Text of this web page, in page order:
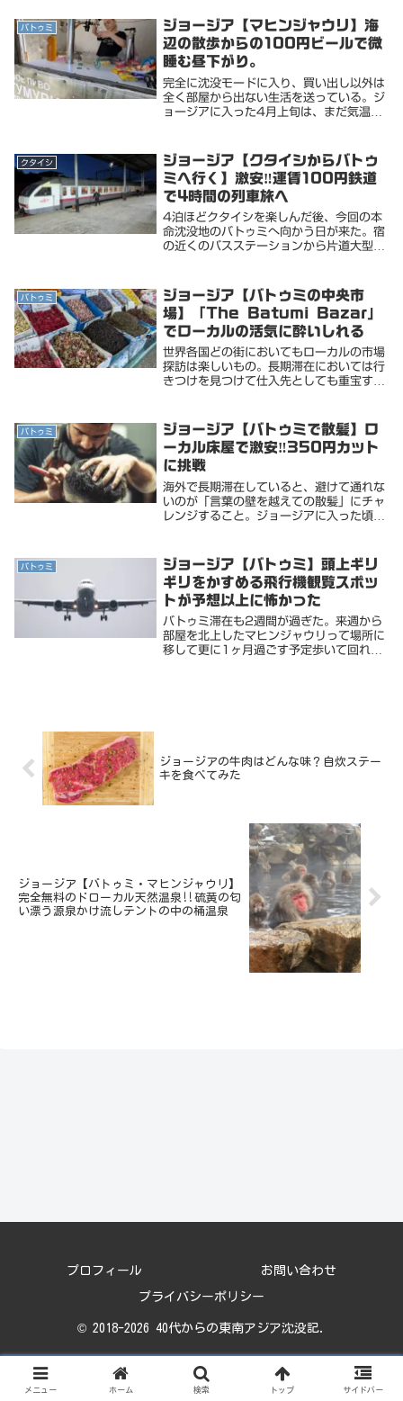
空港から飛ぶことにした。ターキッシュエ
アラインで片道...
バトゥミ
ジョージア【マヒンジャウリ】海
辺の散歩からの100円ビールで微
睡む昼下がり。
完全に沈没モードに入り、買い出し以外は
全く部屋から出ない生活を送っている。ジ
ョージアに入った4月上旬は、まだ気温も
入る頃から、バトゥミでは毎日晴天が続き
ポカポカ陽気...
クタイシ
ジョージア【クタイシからバトゥ
ミへ行く】激安‼️運賃100円鉄道
で4時間の列車旅へ
4泊ほどクタイシを楽しんだ後、今回の本
命沈没地のバトゥミへ向かう日が来た。宿
の近くのバスステーションから片道大型バ
バトゥミへ出発してるけど、最安の鉄道が
2ラリ（...
バトゥミ
ジョージア【バトゥミの中央市
場】「The Batumi Bazar」
でローカルの活気に酔いしれる
世界各国どの街においてもローカルの市場
探訪は楽しいもの。長期滞在においては行
きつけを見つけて仕入先としても重宝す
感を養っておく。次はローカル市場だ。ロ
ーカル市場も本...
バトゥミ
ジョージア【バトゥミで散髪】ロ
ーカル床屋で激安‼️350円カット
に挑戦
海外で長期滞在していると、避けて通れな
いのが「言葉の壁を越えての散髪」にチャ
レンジすること。ジョージアに入った頃
が入るようになり、遠くに見える山々の残
雪も見えなくな...
バトゥミ
ジョージア【バトゥミ】頭上ギリ
ギリをかすめる飛行機観覧スポッ
トが予想以上に怖かった
バトゥミ滞在も2週間が過ぎた。来週から
部屋を北上したマヒンジャウリって場所に
移して更に1ヶ月過ごす予定歩いて回れる
ジョージアの牛肉はどんな味？自炊ステー
キを食べてみた
ジョージア【バトゥミ・マヒンジャウリ】
完全無料のドローカル天然温泉‼️硫黄の匂
い漂う源泉かけ流しテントの中の桶温泉
プロフィール お問い合わせ
プライバシーポリシー
© 2018-2026 40代からの東南アジア沈没記.
メニュー ホーム 検索 トップ サイドバー